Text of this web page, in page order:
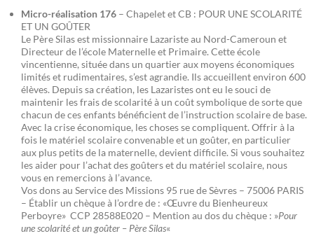
Micro-réalisation 176 – Chapelet et CB : POUR UNE SCOLARITÉ
ET UN GOÛTER
Le Père Silas est missionnaire Lazariste au Nord-Cameroun et
Directeur de l’école Maternelle et Primaire. Cette école
vincentienne, située dans un quartier aux moyens économiques
limités et rudimentaires, s’est agrandie. Ils accueillent environ 600
élèves. Depuis sa création, les Lazaristes ont eu le souci de
maintenir les frais de scolarité à un coût symbolique de sorte que
chacun de ces enfants bénéficient de l’instruction scolaire de base.
Avec la crise économique, les choses se compliquent. Offrir à la
fois le matériel scolaire convenable et un goûter, en particulier
aux plus petits de la maternelle, devient difficile. Si vous souhaitez
les aider pour l’achat des goûters et du matériel scolaire, nous
vous en remercions à l’avance.
Vos dons au Service des Missions 95 rue de Sèvres – 75006 PARIS
– Établir un chèque à l’ordre de : «Œuvre du Bienheureux
Perboyre» CCP 28588E020 – Mention au dos du chèque : »Pour
une scolarité et un goûter – Père Silas«